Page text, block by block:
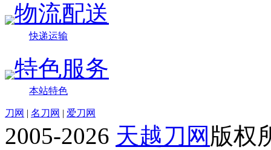
物流配送
快递运输
特色服务
本站特色
刀网 | 名刀网 | 爱刀网
2005-2026 天越刀网 版权